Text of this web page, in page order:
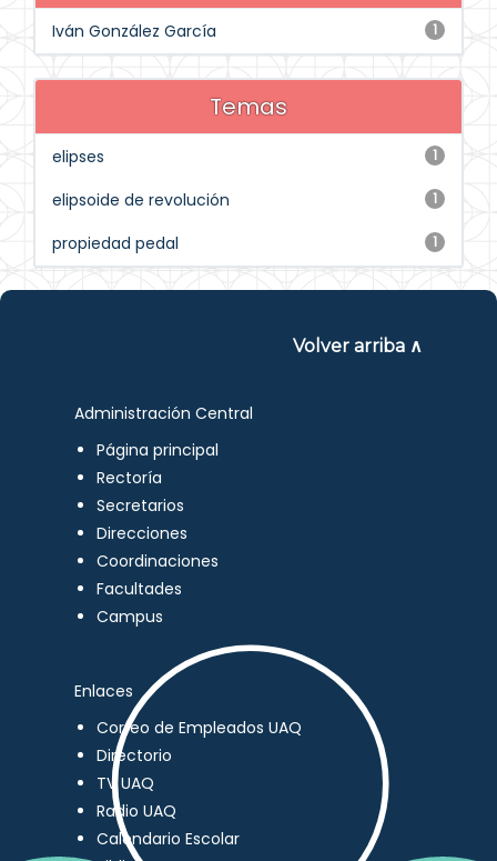
1
Iván González García
Temas
1
elipses
1
elipsoide de revolución
1
propiedad pedal
Volver arriba ∧
Administración Central
Página principal
Rectoría
Secretarios
Direcciones
Coordinaciones
Facultades
Campus
Enlaces
Correo de Empleados UAQ
Directorio
TV UAQ
Radio UAQ
Calendario Escolar